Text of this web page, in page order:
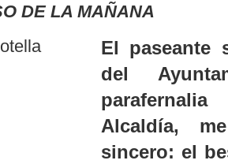
DE LA MAÑANA
El paseante
del
Alcaldía,
sincero: el